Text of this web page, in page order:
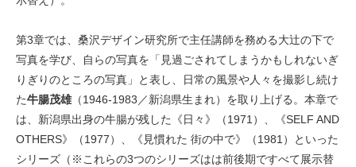
第3章では、桑沢デザイン研究所で主任講師を務める大辻の下で
写真を学び、自らの写真を「見過ごされてしまうかもしれないぎ
りぎりのところの写真」と表し、日常の風景や人々を撮影し続け
た牛腸茂雄（1946-1983／新潟県生まれ）を取り上げる。本章で
は、新潟県出身の牛腸が残した《日々》（1971）、《SELF AND
OTHERS》（1977）、《見慣れた 街の中で》（1981）といった
シリーズ（※これらの3つのシリーズはは前後期ですべて展示替